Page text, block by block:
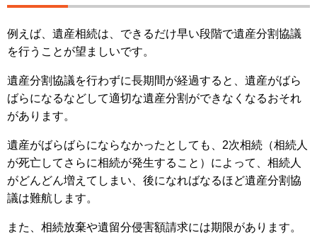
例えば、遺産相続は、できるだけ早い段階で遺産分割協議
を行うことが望ましいです。
遺産分割協議を行わずに長期間が経過すると、遺産がばら
ばらになるなどして適切な遺産分割ができなくなるおそれ
があります。
遺産がばらばらにならなかったとしても、2次相続（相続人
が死亡してさらに相続が発生すること）によって、相続人
がどんどん増えてしまい、後になればなるほど遺産分割協
議は難航します。
また、相続放棄や遺留分侵害額請求には期限があります。